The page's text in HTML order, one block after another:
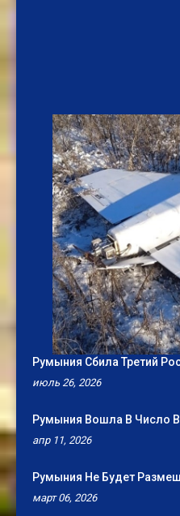
Румыния Сбила Третий
июль 26, 2026
Румыния Вошла В Число
апр 11, 2026
Румыния Не Будет
март 06, 2026